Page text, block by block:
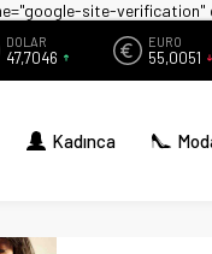
site-verification"
DOLAR
47,7046
EURO
55,0051
Kadınca